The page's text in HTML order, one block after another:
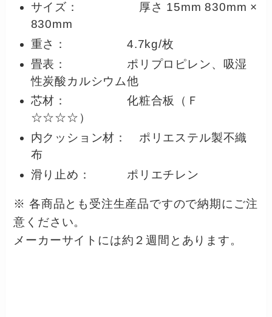
サイズ： 厚さ 15mm 830mm ×
830mm
重さ： 4.7kg/枚
畳表： ポリプロピレン、吸湿
性炭酸カルシウム他
芯材： 化粧合板（Ｆ
☆☆☆☆）
内クッション材： ポリエステル製不織
布
滑り止め： ポリエチレン
※ 各商品とも受注生産品ですので納期にご注
意ください。
メーカーサイトには約２週間とあります。